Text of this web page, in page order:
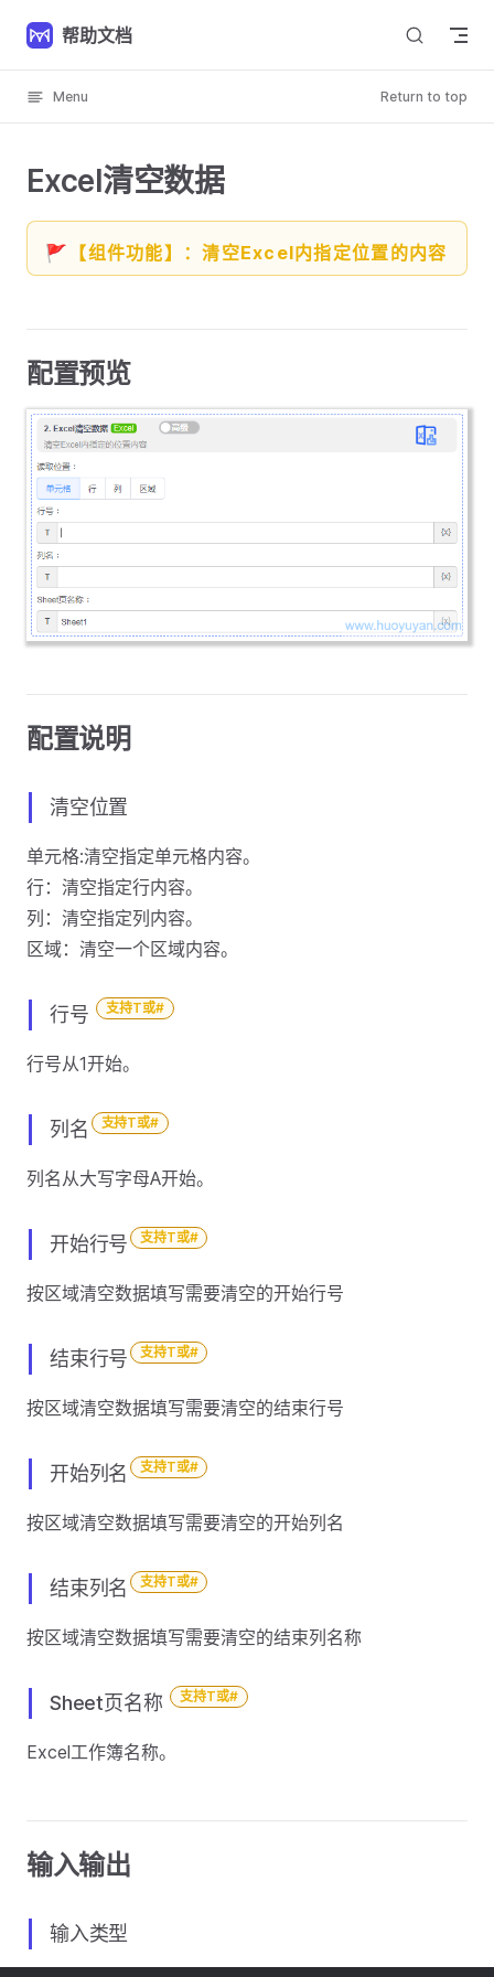
Skip to content
帮助文档
Menu Return to top
Excel清空数据
🚩【组件功能】：清空Excel内指定位置的内容
配置预览
配置说明
清空位置
单元格:清空指定单元格内容。
行：清空指定行内容。
列：清空指定列内容。
区域：清空一个区域内容。
行号 支持T或#
行号从1开始。
列名 支持T或#
列名从大写字母A开始。
开始行号 支持T或#
按区域清空数据填写需要清空的开始行号
结束行号 支持T或#
按区域清空数据填写需要清空的结束行号
开始列名 支持T或#
按区域清空数据填写需要清空的开始列名
结束列名 支持T或#
按区域清空数据填写需要清空的结束列名称
Sheet页名称 支持T或#
Excel工作簿名称。
输入输出
输入类型